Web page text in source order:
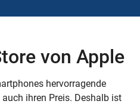
von Apple
hervorragende
ihren Preis. Deshalb ist